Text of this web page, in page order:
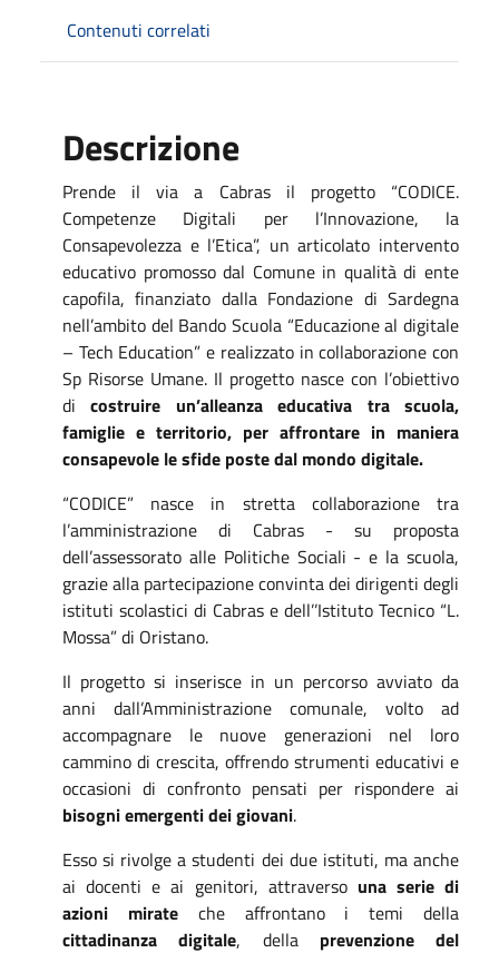
Contenuti correlati
Descrizione
Prende il via a Cabras il progetto “CODICE.
Competenze Digitali per l’Innovazione, la
Consapevolezza e l’Etica”, un articolato intervento
educativo promosso dal Comune in qualità di ente
capofila, finanziato dalla Fondazione di Sardegna
nell’ambito del Bando Scuola “Educazione al digitale
– Tech Education” e realizzato in collaborazione con
Sp Risorse Umane. Il progetto nasce con l’obiettivo
dicostruire un’alleanza educativa tra scuola,
famiglie e territorio, per affrontare in maniera
consapevole le sfide poste dal mondo digitale.
“CODICE” nasce in stretta collaborazione tra
l’amministrazione di Cabras - su proposta
dell’assessorato alle Politiche Sociali - e la scuola,
grazie alla partecipazione convinta dei dirigenti degli
istituti scolastici di Cabras e dell’’Istituto Tecnico “L.
Mossa” di Oristano.
Il progetto si inserisce in un percorso avviato da
anni dall’Amministrazione comunale, volto ad
accompagnare le nuove generazioni nel loro
cammino di crescita, offrendo strumenti educativi e
occasioni di confronto pensati per rispondere ai
bisogni emergenti dei giovani.
Esso si rivolge a studenti dei due istituti, ma anche
ai docenti e ai genitori, attraverso una serie di
azioni mirateche affrontano i temi della
cittadinanza digitale, della prevenzione del